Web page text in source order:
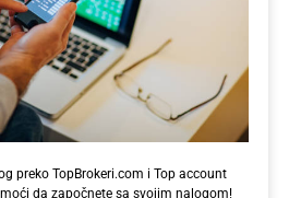
preko TopBrokeri.com i Top account
da započnete sa svojim nalogom!